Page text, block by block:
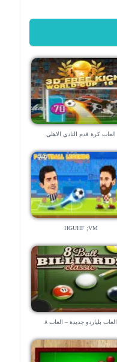
العاب كرة قدم النادي الاهلي
HGUHF ;VM
العاب بلياردو جديدة – العاب ٨